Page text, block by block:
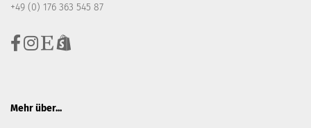
+49 (0) 176 363 545 87
Mehr über...